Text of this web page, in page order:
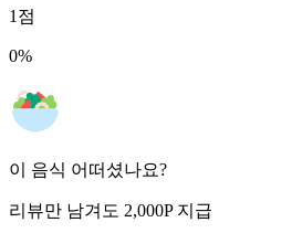
1 점
0%
이 음식 어떠셨나요?
리뷰만 남겨도 2,000P 지급